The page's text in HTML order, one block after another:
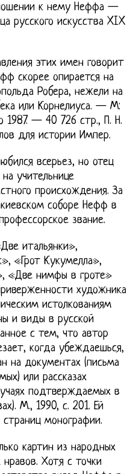
к нему Неффа —
русского искусства XIX
этих имен говорит
скорее опирается на
Робера, нежели на
или Корнелиуса. — М:
1987. — 40 726 стр., П. Н.
для истории Импер.
всерьез, но отец
учительнице
происхождения. За
соборе Нефф в
звание.
итальянки»,
«Грот Кукумелла»,
«Две нимфы в гроте»
художника
истолкованиям
и виды в русской
с тем, что автор
когда убеждаешься,
на документах (письма
или рассказах
подтверждаемых в
М., 1990, с. 201. Ей
монографии.
картин из народных
нравов. Хотя с точки